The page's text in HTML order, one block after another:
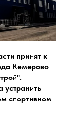
принят к
Кемерово
устранить
спортивном